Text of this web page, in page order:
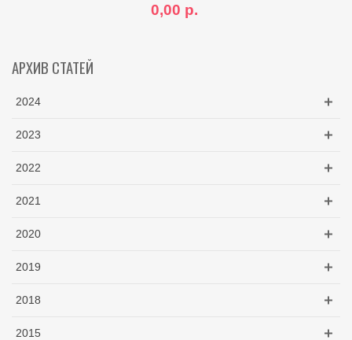
0,00 р.
АРХИВ СТАТЕЙ
2024
2023
2022
2021
2020
2019
2018
2015